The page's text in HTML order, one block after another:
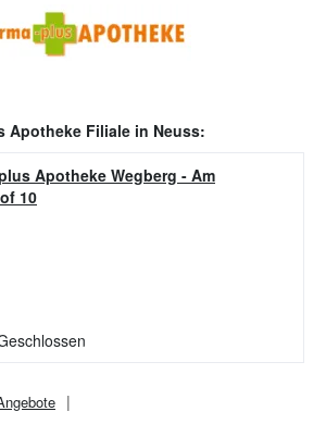
Apotheke Filiale in Neuss:
Apotheke Wegberg - Am
10